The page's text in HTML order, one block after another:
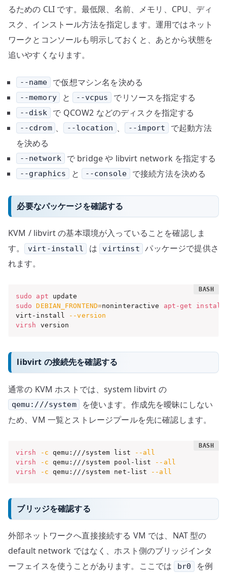
るための CLI です。最低限、名前、メモリ、CPU、ディ
スク、インストール方法を指定します。運用ではネット
ワークとコンソールも明示しておくと、あとから状態を
追いやすくなります。
--name で仮想マシン名を決める
--memory と --vcpus でリソースを指定する
--disk で QCOW2 などのディスクを指定する
--cdrom 、 --location 、 --import
で起動方法
を決める
--network で bridge や libvirt network を指定する
--graphics と --console で接続方法を決める
必要なパッケージを確認する
KVM / libvirt の基本環境が入っていることを確認しま
す。
virt-install は virtinst
パッケージで提供さ
れます。
sudo apt
sudo
DEBIAN_FRONTEND=noninteractive apt-get
install
virt-install
--version
virsh version
libvirt の接続先を確認する
通常の KVM ホストでは、system libvirt の
qemu:///system
を使います。作成先を曖昧にしない
ため、VM 一覧とストレージプールを先に確認します。
virsh -c qemu:///system list
--all
virsh
-c qemu:///system pool-list
--all
virsh
-c qemu:///system net-list --all
ブリッジを確認する
外部ネットワークへ直接接続する VM では、NAT 型の
default network ではなく、ホスト側のブリッジインタ
ーフェイスを使うことがあります。ここでは
br0
を例